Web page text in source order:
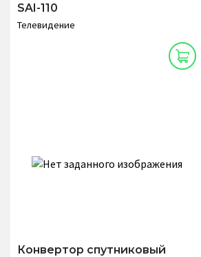
SAI-110
Телевидение
Конвертор спутниковый